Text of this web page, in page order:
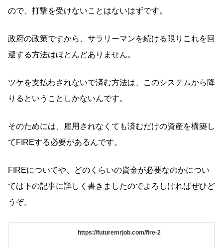
ので、打撃を受けないことはないはずです。
政府の政策ですから、サラリーマンを続ける限りこれを回
避する方法はほとんどありません。
ツケを支払わされないで済む方法は、このシステムから降
りるということしかないんです。
そのためには、雇用されなくても済むだけの資産を構築し
てFIREする必要があるんです。
FIREについてや、どのくらいの資金が必要なのかについ
ては下の記事に詳しく書きましたのでよろしければぜひど
うぞ。
https://futuremrjob.com/fire-2